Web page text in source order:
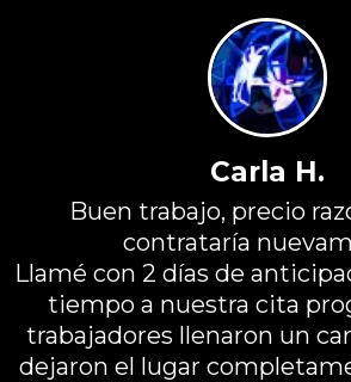
Carla H.
Buen trabajo, precio
contrataría
Llamé con 2 días de
tiempo a nuestra cita
trabajadores llenaron un
dejaron el lugar